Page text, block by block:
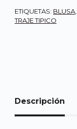
ETIQUETAS: BLUSA
TRAJE TIPICO
Descripción